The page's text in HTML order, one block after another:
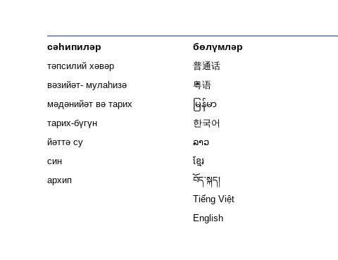
сәһипиләр
тәпсилий хәвәр
вәзийәт- мулаһизә
мәдәнийәт вә тарих
тарих-бүгүн
йәттә су
син
архип
бөлүмләр
普通话
粤语
မြန်မာ
한국어
ລາວ
ខ្មែរ
བོད་སྐད།
Tiếng Việt
English